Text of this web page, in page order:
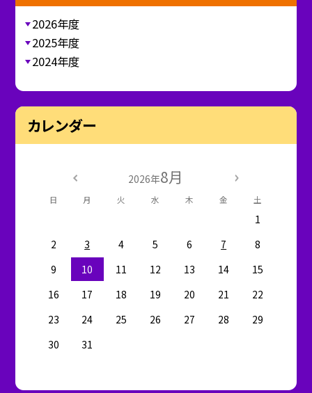
2026年度
2025年度
2024年度
カレンダー
2026年8月
日 月 火 水 木 金 土
1
2
3 4 5 6 7
8
9
10 11 12 13 14
15
16
17 18 19 20 21
22
23
24 25 26 27 28
29
30
31